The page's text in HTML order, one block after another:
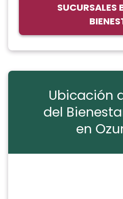
SUCURSALES
Ubicación
del
en